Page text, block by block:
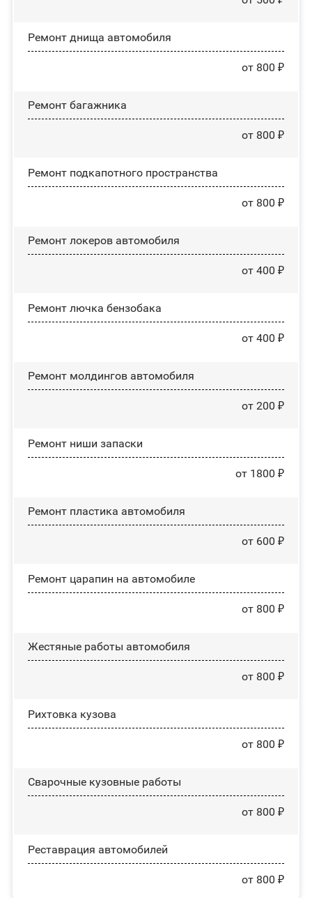
Ремонт днища автомобиля
от 800 ₽
Ремонт багажника
от 800 ₽
Ремонт подкапотного пространства
от 800 ₽
Ремонт лoĸepoв автомобиля
от 400 ₽
Ремонт лючка бензобака
от 400 ₽
Ремонт молдингов автомобиля
от 200 ₽
Ремонт ниши запаски
от 1800 ₽
Ремонт пластика автомобиля
от 600 ₽
Ремонт царапин на автомобиле
от 800 ₽
Жестяные работы автомобиля
от 800 ₽
Рихтовка кузова
от 800 ₽
Сварочные кузовные работы
от 800 ₽
Реставрация автомобилей
от 800 ₽